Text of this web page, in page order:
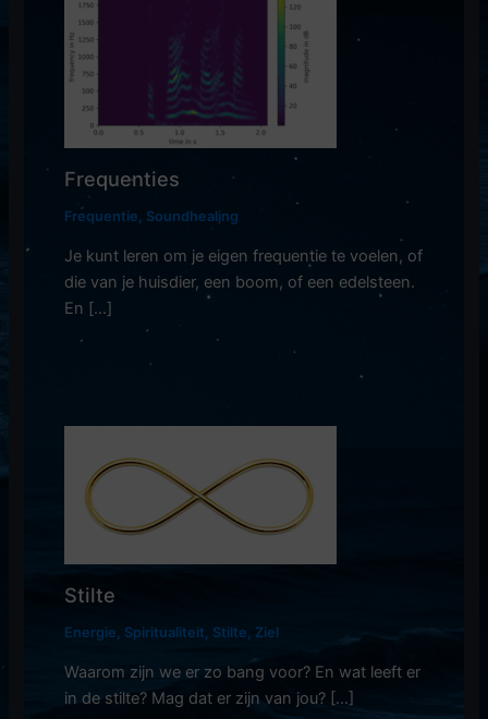
Frequenties
Frequentie Soundhealing
Je kunt leren om je eigen frequentie te voelen, of
die van je huisdier, een boom, of een edelsteen.
En […]
Stilte
Energie Spiritualiteit Stilte Ziel
Waarom zijn we er zo bang voor? En wat leeft er
in de stilte? Mag dat er zijn van jou? […]